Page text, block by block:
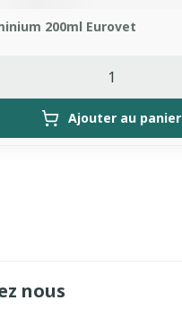
200ml Eurovet
Ajouter au panier
nous